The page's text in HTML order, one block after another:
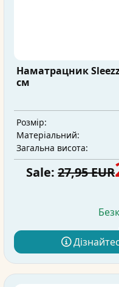
Наматрацник
см
Розмір:
Матеріальний:
Загальна висота:
Sale: 27,95 EUR